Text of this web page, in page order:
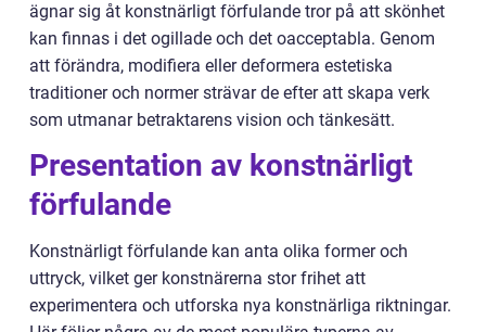
ägnar sig åt konstnärligt förfulande tror på att skönhet
kan finnas i det ogillade och det oacceptabla. Genom
att förändra, modifiera eller deformera estetiska
traditioner och normer strävar de efter att skapa verk
som utmanar betraktarens vision och tänkesätt.
Presentation av konstnärligt
förfulande
Konstnärligt förfulande kan anta olika former och
uttryck, vilket ger konstnärerna stor frihet att
experimentera och utforska nya konstnärliga riktningar.